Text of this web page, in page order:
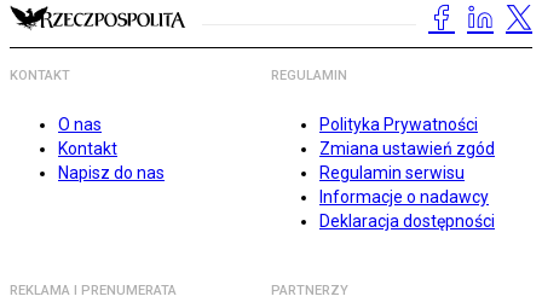
KONTAKT
O nas
Kontakt
Napisz do nas
REGULAMIN
Polityka Prywatności
Zmiana ustawień zgód
Regulamin serwisu
Informacje o nadawcy
Deklaracja dostępności
REKLAMA I PRENUMERATA PARTNERZY